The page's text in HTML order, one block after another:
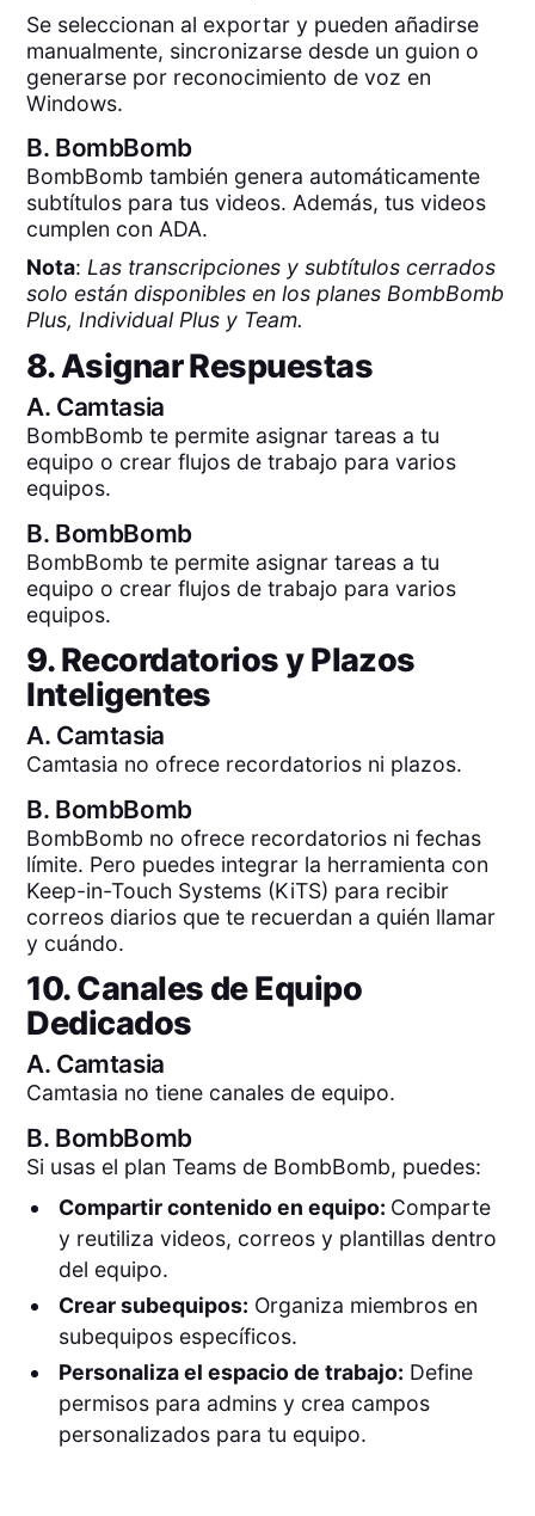
Se seleccionan al exportar y pueden añadirse
manualmente, sincronizarse desde un guion o
generarse por reconocimiento de voz en
Windows.
B. BombBomb
BombBomb también genera automáticamente
subtítulos para tus videos. Además, tus videos
cumplen con ADA.
Nota:Las transcripciones y subtítulos cerrados
solo están disponibles en los planes BombBomb
Plus, Individual Plus y Team.
8. Asignar Respuestas
A. Camtasia
BombBomb te permite asignar tareas a tu
equipo o crear flujos de trabajo para varios
equipos.
B. BombBomb
BombBomb te permite asignar tareas a tu
equipo o crear flujos de trabajo para varios
equipos.
9. Recordatorios y Plazos
Inteligentes
A. Camtasia
Camtasia no ofrece recordatorios ni plazos.
B. BombBomb
BombBomb no ofrece recordatorios ni fechas
límite. Pero puedes integrar la herramienta con
Keep-in-Touch Systems (KiTS) para recibir
correos diarios que te recuerdan a quién llamar
y cuándo.
10. Canales de Equipo
Dedicados
A. Camtasia
Camtasia no tiene canales de equipo.
B. BombBomb
Si usas el plan Teams de BombBomb, puedes:
Compartir contenido en equipo: Comparte
y reutiliza videos, correos y plantillas dentro
del equipo.
Crear subequipos: Organiza miembros en
subequipos específicos.
Personaliza el espacio de trabajo: Define
permisos para admins y crea campos
personalizados para tu equipo.